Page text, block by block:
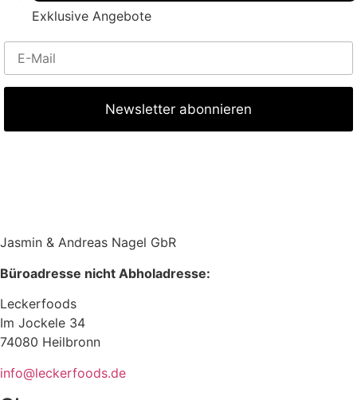
Exklusive Angebote
Jasmin & Andreas Nagel GbR
Büroadresse nicht Abholadresse:
Leckerfoods
Im Jockele 34
74080 Heilbronn
info@leckerfoods.de